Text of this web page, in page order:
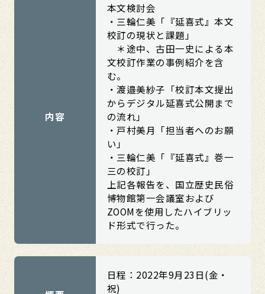
内容
本文検討会
・三輪仁美「『延喜式』本文
校訂の現状と課題」
＊途中、古田一史による本
文校訂作業の事例紹介を含
む。
・渡邉美紗子「校訂本文提出
からデジタル延喜式公開まで
の流れ」
・戸村美月「担当者へのお願
い」
・三輪仁美「『延喜式』巻一
三の校訂」
上記各報告を、国立歴史民俗
博物館第一会議室および
ZOOMを使用したハイブリッ
ド形式で行った。
日程：2022年9月23日(金・
祝)